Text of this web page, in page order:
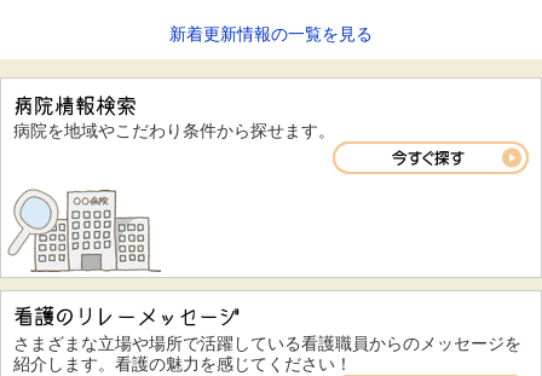
新着更新情報の一覧を見る
病院を地域やこだわり条件から探せます。
さまざまな立場や場所で活躍している看護職員からのメッセージを
紹介します。看護の魅力を感じてください！